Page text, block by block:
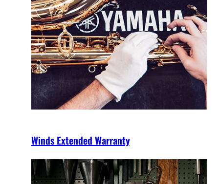
Winds Extended Warranty